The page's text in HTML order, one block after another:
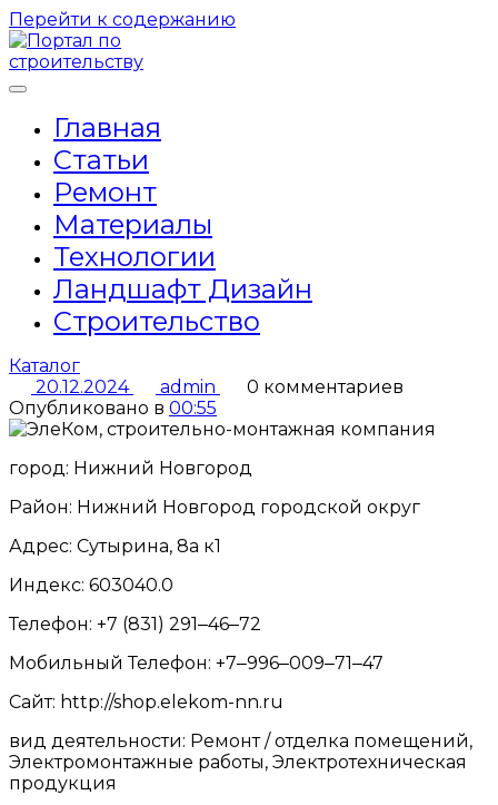
Перейти к содержанию
Главная
Статьи
Ремонт
Материалы
Технологии
Ландшафт Дизайн
Строительство
Каталог
20.12.2024
admin
0 комментариев
Опубликовано в 00:55
город: Нижний Новгород
Район: Нижний Новгород городской округ
Адрес: Сутырина, 8а к1
Индекс: 603040.0
Телефон: +7 (831) 291‒46‒72
Мобильный Телефон: +7‒996‒009‒71‒47
Сайт: http://shop.elekom-nn.ru
вид деятельности: Ремонт / отделка помещений,
Электромонтажные работы, Электротехническая
продукция